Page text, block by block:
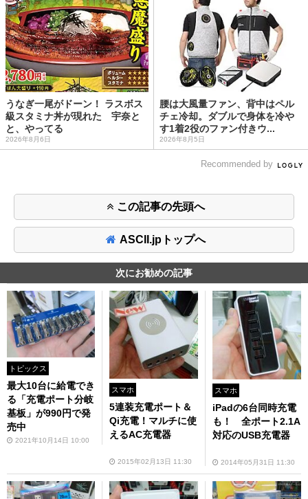
うなぎ一尾がドーン！ ラスボス
級スタミナ丼が現れた 宇奈と
と、やってる
2026年8月6日
腰は大風量ファン、背中はペル
チェ冷却。ダブルで身体を冷や
す1着2役のファン付きウ...
2026年8月5日
Recommended by
この記事の先頭へ
ASCII.jpトップへ
次にお勧めの記事
トピックス
最大10台に給電でき
る「充電ポート分岐
基板」が990円で発
売中
2021年10月14日 10:00
スマホ
5連装充電ポート＆
Qi充電！マルチに使
えるAC充電器
2015年02月13日 11:30
スマホ
iPadの6台同時充電
も！ 全ポート2.1A
対応のUSB充電器
2014年05月31日 11:30